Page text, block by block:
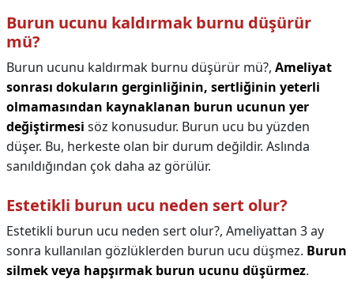
Burun ucunu kaldırmak burnu düşürür
mü?
Burun ucunu kaldırmak burnu düşürür mü?, Ameliyat
sonrası dokuların gerginliğinin, sertliğinin yeterli
olmamasından kaynaklanan burun ucunun yer
değiştirmesi söz konusudur. Burun ucu bu yüzden
düşer. Bu, herkeste olan bir durum değildir. Aslında
sanıldığından çok daha az görülür.
Estetikli burun ucu neden sert olur?
Estetikli burun ucu neden sert olur?, Ameliyattan 3 ay
sonra kullanılan gözlüklerden burun ucu düşmez. Burun
silmek veya hapşırmak burun ucunu düşürmez.